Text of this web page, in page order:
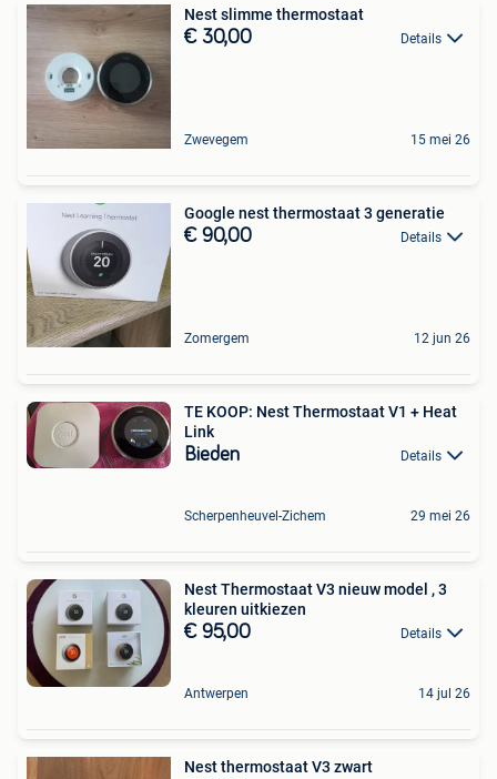
Nest slimme thermostaat
€ 30,00 Details
Zwevegem 15 mei 26
Google nest thermostaat 3 generatie
€ 90,00 Details
Zomergem 12 jun 26
TE KOOP: Nest Thermostaat V1 + Heat
Link
Bieden Details
Scherpenheuvel-Zichem 29 mei 26
Nest Thermostaat V3 nieuw model , 3
kleuren uitkiezen
€ 95,00 Details
Antwerpen 14 jul 26
Nest thermostaat V3 zwart